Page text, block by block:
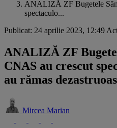
ANALIZĂ ZF Bugetele
spectaculo...
Publicat: 24 aprilie 2023, 12:49
ANALIZĂ ZF
CNAS au crescut
au rămas
Mircea Marian